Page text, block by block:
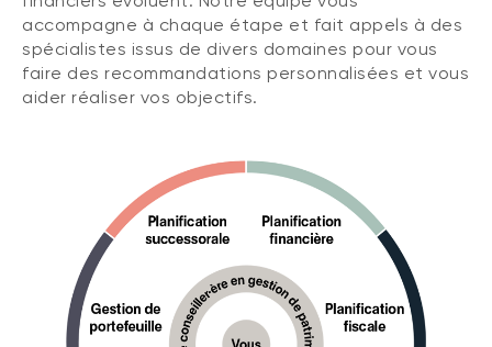
accompagne à chaque étape et fait appels à des
spécialistes issus de divers domaines pour vous
faire des recommandations personnalisées et vous
aider réaliser vos objectifs.